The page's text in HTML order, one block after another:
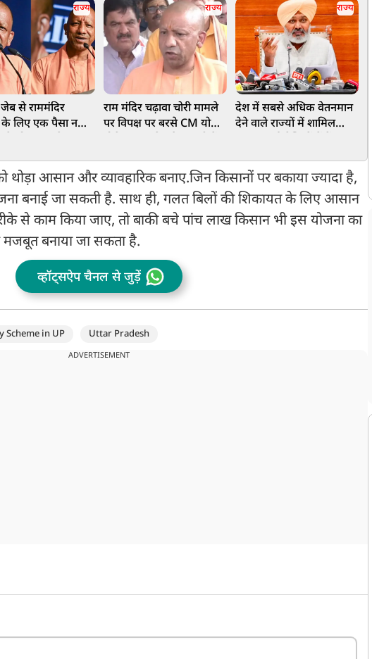
राज्य
से राममंदिर
के लिए एक पैसा नहीं
राज्य
राम मंदिर चढ़ावा चोरी मामले
पर विपक्ष पर बरसे CM योगी,
राज्य
देश में सबसे अधिक वेतनमान
देने वाले राज्यों में शामिल
हरपाल चीमा का दावा
थोड़ा आसान और व्यावहारिक बनाए.जिन किसानों पर बकाया ज्यादा है,
बनाई जा सकती है. साथ ही, गलत बिलों की शिकायत के लिए आसान
से काम किया जाए, तो बाकी बचे पांच लाख किसान भी इस योजना का
बनाया जा सकता है.
व्हॉट्सऐप चैनल से जुड़ें
Scheme in UP Uttar Pradesh
ADVERTISEMENT